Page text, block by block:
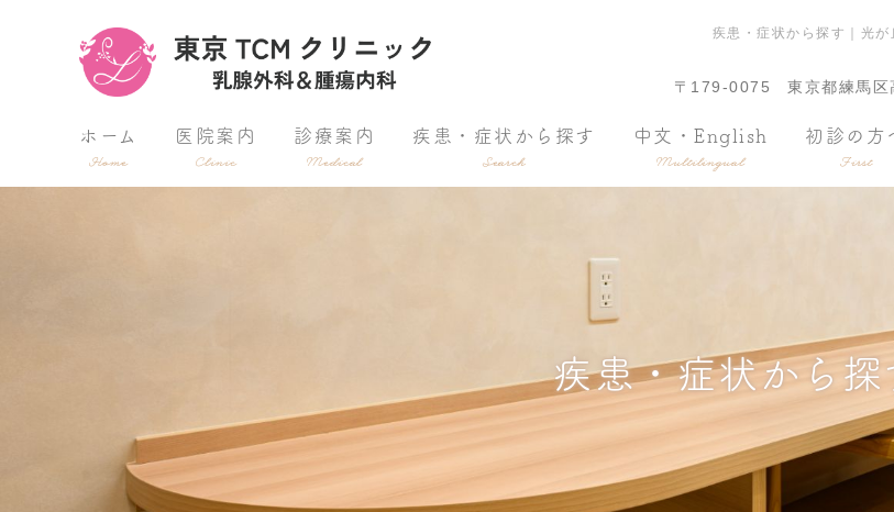
疾患・症状から探す｜光
〒179-0075 東京都練馬
ホーム
Home
医院案内
Clinic
診療案内
Medical
疾患・症状から探す
Search
中文・English
Multilingual
初診の方
First
疾患・症状から探